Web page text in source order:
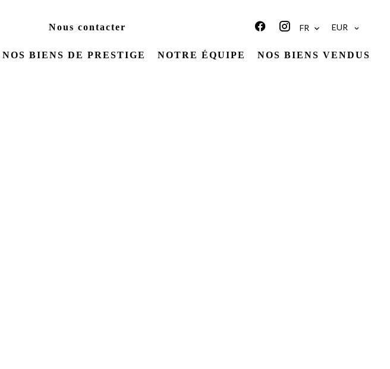
Nous contacter FR EUR
NOS BIENS DE PRESTIGE NOTRE ÉQUIPE NOS BIENS VENDUS